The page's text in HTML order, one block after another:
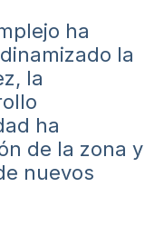
ha
la
la
ha
de la zona y
nuevos